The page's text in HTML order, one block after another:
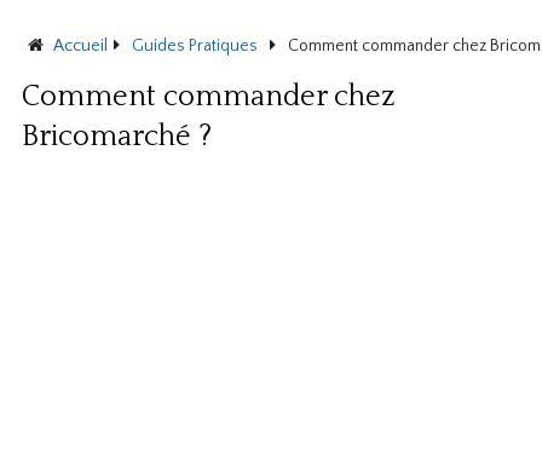
Accueil Guides Pratiques Comment commander chez
Comment commander chez
Bricomarché ?